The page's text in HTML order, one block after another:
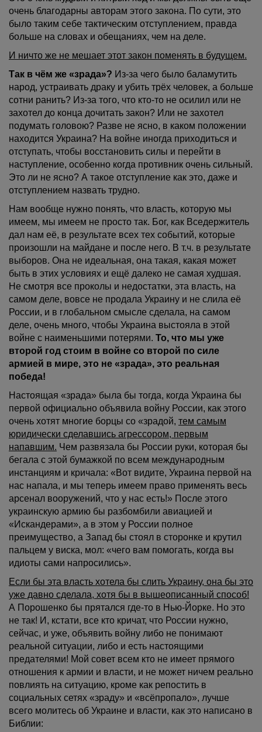
очень благодарны авторам этого закона. По сути, это
было таким себе тактическим отступлением, правда
больше на словах и обещаниях, чем на деле.
И ничто же не мешает этот закон поменять в будущем.
Так в чём же «зрада»? Из-за чего было баламутить
народ, устраивать драку и убить трёх человек, а больше
сотни ранить? Из-за того, что кто-то не осилил или не
захотел до конца дочитать закон? Или не захотел
подумать головою? Разве не ясно, в каком положении
находится Украина? На войне иногда приходиться и
отступать, чтобы восстановить силы и перейти в
наступление, особенно когда противник очень сильный.
Это ли не ясно? А такое отступление как это, даже и
отступлением назвать трудно.
Нам вообще нужно понять, что власть, которую мы
имеем, мы имеем не просто так. Бог, как Вседержитель
дал нам её, в результате всех тех событий, которые
произошли на майдане и после него. В т.ч. в результате
выборов. Она не идеальная, она такая, какая может
быть в этих условиях и ещё далеко не самая худшая.
Не смотря все проколы и недостатки, эта власть, на
самом деле, вовсе не продала Украину и не слила её
России, и в глобальном смысле сделала, на самом
деле, очень много, чтобы Украина выстояла в этой
войне с наименьшими потерями. То, что мы уже
второй год стоим в войне со второй по силе
армией в мире, это не «зрада», это реальная
победа!
Настоящая «зрада» была бы тогда, когда Украина бы
первой официально объявила войну России, как этого
очень хотят многие борцы со «зрадой, тем самым
юридически сделавшись агрессором, первым
напавшим. Чем развязала бы России руки, которая бы
бегала с этой бумажкой по всем международным
инстанциям и кричала: «Вот видите, Украина первой на
нас напала, и мы теперь имеем право применять весь
арсенал вооружений, что у нас есть!» После этого
украинскую армию бы разбомбили авиацией и
«Искандерами», а в этом у России полное
преимущество, а Запад бы стоял в сторонке и крутил
пальцем у виска, мол: «чего вам помогать, когда вы
идиоты сами напросились».
Если бы эта власть хотела бы слить Украину, она бы это
уже давно сделала, хотя бы в вышеописанный способ!
А Порошенко бы прятался где-то в Нью-Йорке. Но это
не так! И, кстати, все кто кричат, что России нужно,
сейчас, и уже, объявить войну либо не понимают
реальной ситуации, либо и есть настоящими
предателями! Мой совет всем кто не имеет прямого
отношения к армии и власти, и не может ничем реально
повлиять на ситуацию, кроме как репостить в
социальных сетях «зраду» и «всёпропало», лучше
всего молитесь об Украине и власти, как это написано в
Библии: